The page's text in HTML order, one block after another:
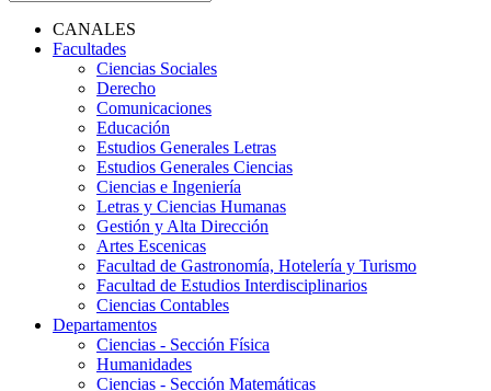
CANALES
Facultades
Ciencias Sociales
Derecho
Comunicaciones
Educación
Estudios Generales Letras
Estudios Generales Ciencias
Ciencias e Ingeniería
Letras y Ciencias Humanas
Gestión y Alta Dirección
Artes Escenicas
Facultad de Gastronomía, Hotelería y Turismo
Facultad de Estudios Interdisciplinarios
Ciencias Contables
Departamentos
Ciencias - Sección Física
Humanidades
Ciencias - Sección Matemáticas